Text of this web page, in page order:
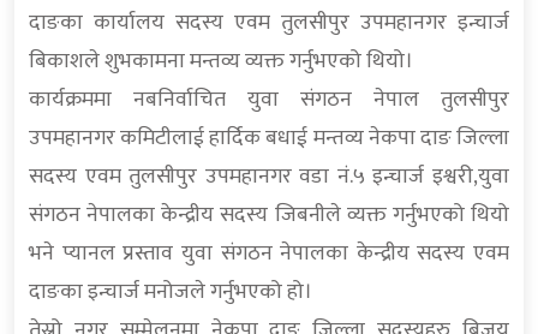
दाङका कार्यालय सदस्य एवम तुलसीपुर उपमहानगर इन्चार्ज
बिकाशले शुभकामना मन्तव्य व्यक्त गर्नुभएको थियो।
कार्यक्रममा नबनिर्वाचित युवा संगठन नेपाल तुलसीपुर
उपमहानगर कमिटीलाई हार्दिक बधाई मन्तव्य नेकपा दाङ जिल्ला
सदस्य एवम तुलसीपुर उपमहानगर वडा नं.५ इन्चार्ज इश्वरी,युवा
संगठन नेपालका केन्द्रीय सदस्य जिबनीले व्यक्त गर्नुभएको थियो
भने प्यानल प्रस्ताव युवा संगठन नेपालका केन्द्रीय सदस्य एवम
दाङका इन्चार्ज मनोजले गर्नुभएको हो।